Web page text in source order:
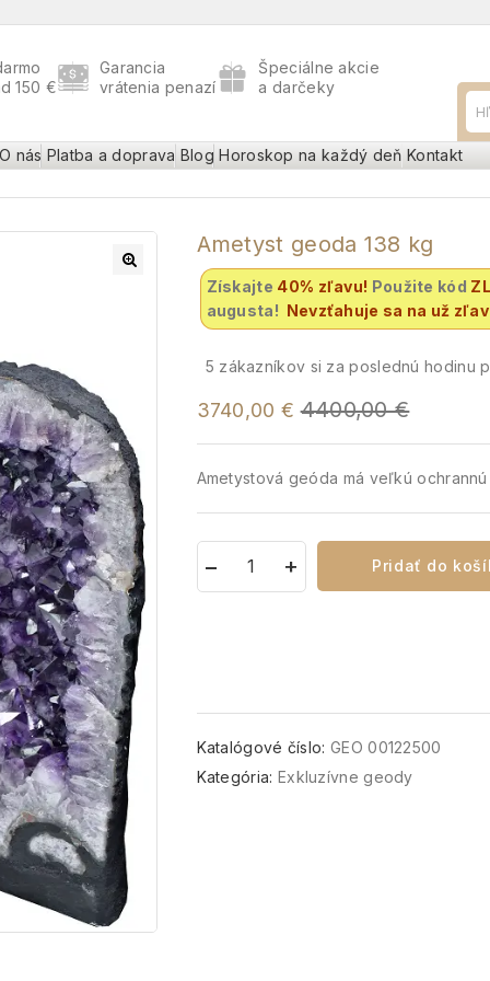
150 €
Garancia
vrátenia penazí
Špeciálne akcie
a darčeky
O nás Platba a doprava Blog Horoskop na každý deň Kontakt
Ametyst geoda 138 kg
Získajte 40% zľavu! Použite kód
augusta! Nevzťahuje sa na už
5 zákazníkov si za poslednú hodinu
3740,00 € 4400,00€
Ametystová geóda má veľkú
Pridať do
Katalógové číslo: GEO 00122500
Kategória: Exkluzívne geody